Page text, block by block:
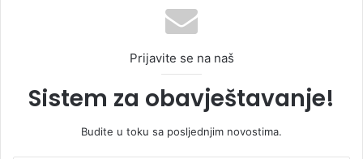
Prijavite se na naš
Sistem za obavještavanje!
Budite u toku sa posljednjim novostima.